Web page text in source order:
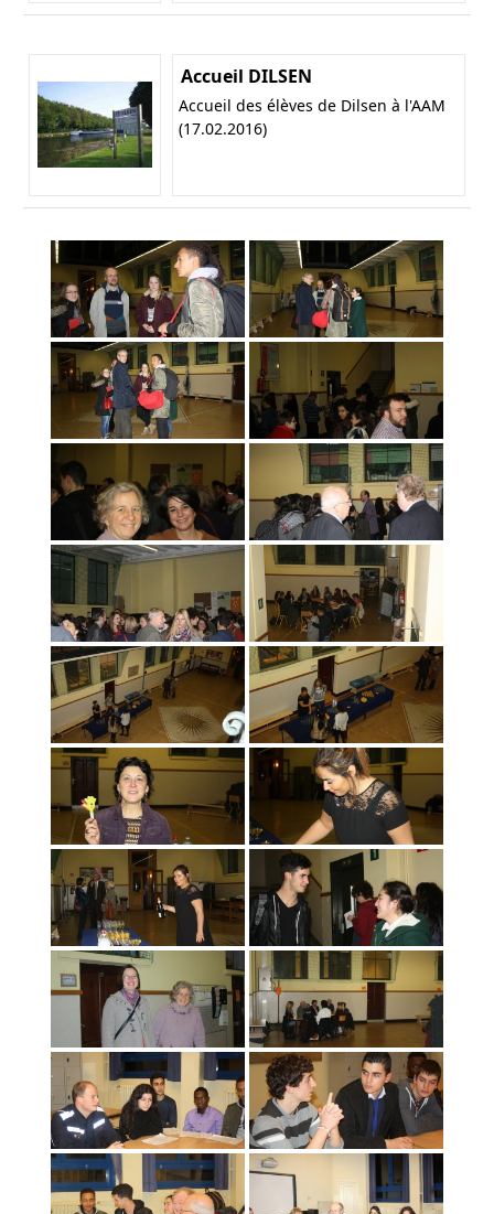
Accueil DILSEN
Accueil des élèves de Dilsen à l'AAM
(17.02.2016)